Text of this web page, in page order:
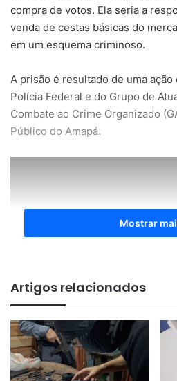
compra de votos. Ela seria a
venda de cestas básicas do
em um esquema criminoso.
A prisão é resultado de uma
Polícia Federal e do Grupo de
Combate ao Crime Organizado
Público do Amapá.
Segundo a PF, o esquema
cestas básicas em troca de
candidatos, um ao cargo de
Mostrar
Artigos relacionados